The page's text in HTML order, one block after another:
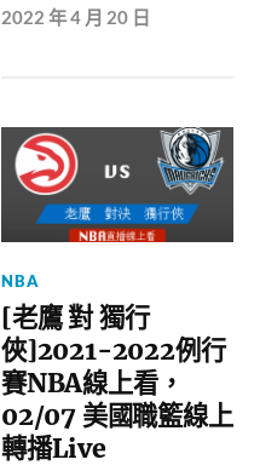
2022 年 4 月 20 日
NBA
[老鷹 對 獨行
俠]2021-2022例行
賽NBA線上看，
02/07 美國職籃線上
轉播Live